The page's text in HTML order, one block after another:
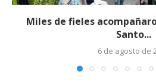
Miles de fieles
Santo...
6 de agosto de